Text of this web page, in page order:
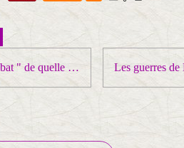
9 FEVRIER Paris, débat " de quelle CGT avons-nous besoin ? "